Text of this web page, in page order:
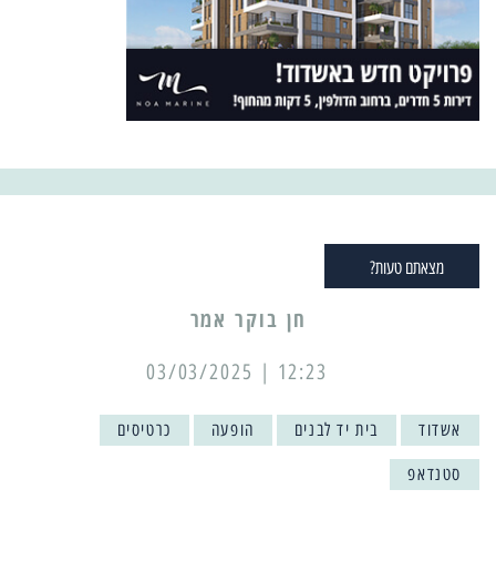
מצאתם טעות?
12:23 | 03/03/2025
אשדוד בית יד לבנים הופעה כרטיסים
סטנדאפ